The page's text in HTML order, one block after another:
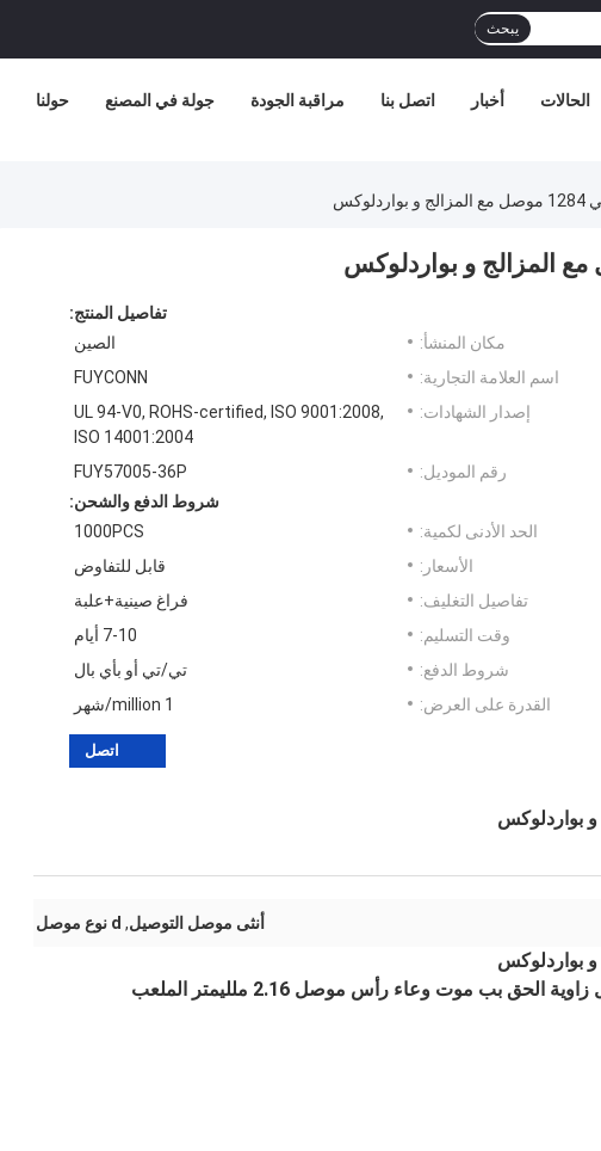
يبحث
حولنا جولة في المصنع مراقبة الجودة اتصل بنا أخبار الحالات
تفاصيل المنتج:
مكان المنشأ:
الصين
اسم العلامة التجارية:
FUYCONN
إصدار الشهادات:
UL 94-V0, ROHS-certified, ISO 9001:2008,
ISO 14001:2004
رقم الموديل:
FUY57005-36P
شروط الدفع والشحن:
الحد الأدنى لكمية:
1000PCS
الأسعار:
قابل للتفاوض
تفاصيل التغليف:
فراغ صينية+علبة
وقت التسليم:
7-10 أيام
شروط الدفع:
تي/تي أو بأي بال
القدرة على العرض:
1 million/شهر
اتصل
أنثى موصل التوصيل, d نوع موصل